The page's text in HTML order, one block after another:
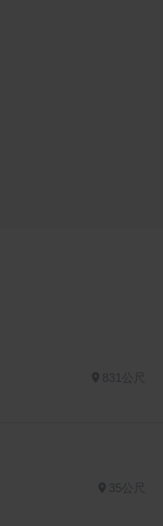
35公尺